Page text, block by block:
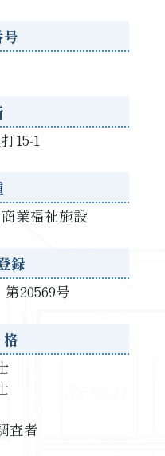
15-1
業福祉施設
録
20569号
査者